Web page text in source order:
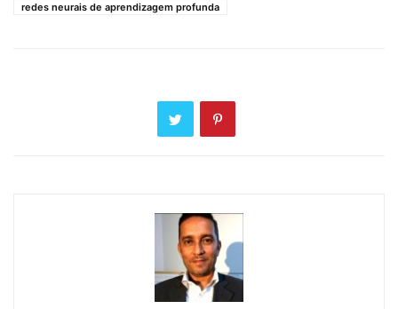
redes neurais de aprendizagem profunda